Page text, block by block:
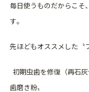
毎日使うものだからこそ
す。
先ほどもオススメした〝
初期虫歯を修復（再石
歯磨き粉〟